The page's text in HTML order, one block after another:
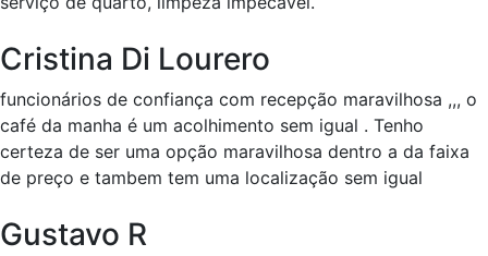
Cristina Di Lourero
funcionários de confiança com recepção maravilhosa ,,, o
café da manha é um acolhimento sem igual . Tenho
certeza de ser uma opção maravilhosa dentro a da faixa
de preço e tambem tem uma localização sem igual
Gustavo R